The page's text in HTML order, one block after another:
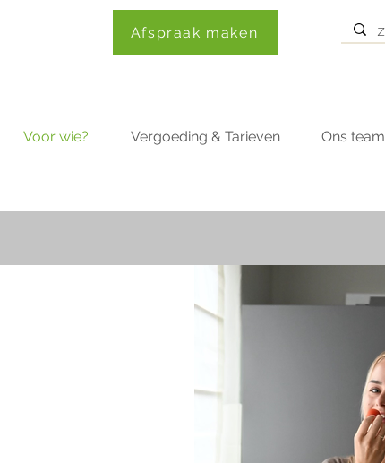
Afspraak maken
Voor wie? Vergoeding & Tarieven Ons team